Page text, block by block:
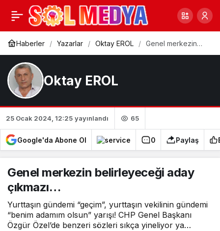
Haberler Yazarlar Oktay EROL
Genel merkezin
Oktay EROL
25 Ocak 2024, 12:25 yayınlandı 65
Google'da Abone Ol 0 Paylaş
Genel merkezin belirleyeceği aday
çıkmazı…
Yurttaşın gündemi “geçim”, yurttaşın vekilinin gündemi
“benim adamım olsun” yarışı! CHP Genel Başkanı
Özgür Özel’de benzeri sözleri sıkça yineliyor ya…
Yaşar Kemal 0 Paylaş